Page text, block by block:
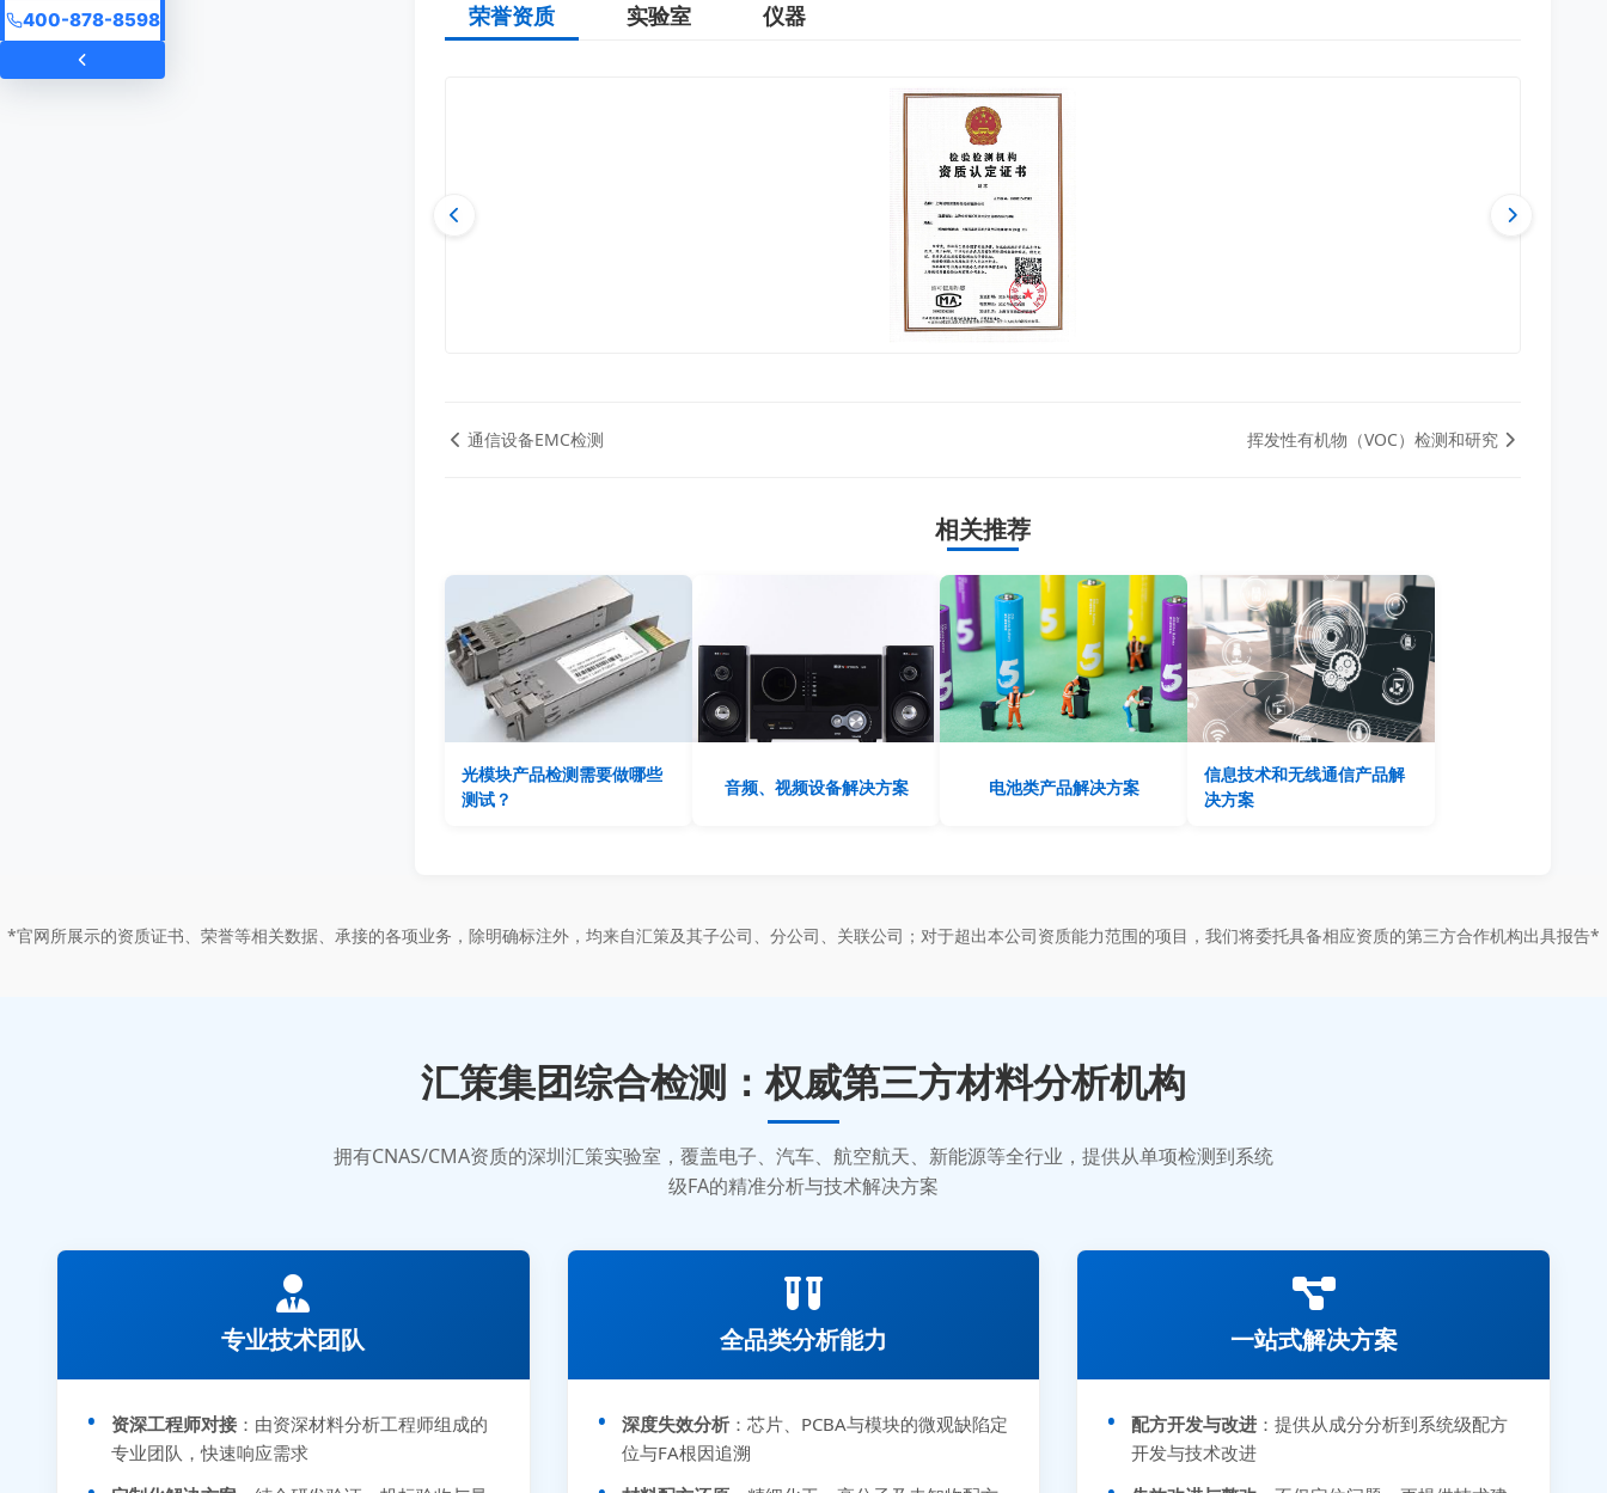
荣誉资质 实验室 仪器
通信设备EMC检测 挥发性有机物（VOC）检测和研究
相关推荐
光模块产品检测需要做哪些
测试？
音频、视频设备解决方案 电池类产品解决方案
信息技术和无线通信产品解
决方案
*官网所展示的资质证书、荣誉等相关数据、承接的各项业务，除明确标注外，均来自汇策及其子公司、分公司、关联公司；对于超出本公司资质能力范围的项目，我们将委托具备相应资质的第三方合作机构出具报告*
汇策集团综合检测：权威第三方材料分析机构
拥有CNAS/CMA资质的深圳汇策实验室，覆盖电子、汽车、航空航天、新能源等全行业，提供从单项检测到系统
级FA的精准分析与技术解决方案
专业技术团队
资深工程师对接 ：由资深材料分析工程师组成的
专业团队，快速响应需求
全品类分析能力
深度失效分析：芯片、PCBA与模块的微观缺陷定
位与FA根因追溯
一站式解决方案
配方开发与改进 ：提供从成分分析到系统级配方
开发与技术改进
400-878-8598